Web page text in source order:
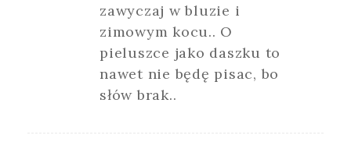
zawyczaj w bluzie i
zimowym kocu.. O
pieluszce jako daszku to
nawet nie będę pisac, bo
słów brak..